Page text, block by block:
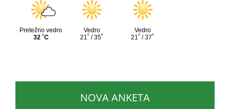
NOVA ANKETA